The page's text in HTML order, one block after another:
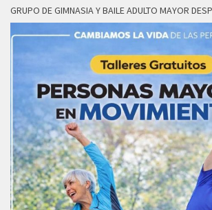
GRUPO DE GIMNASIA Y BAILE ADULTO MAYOR